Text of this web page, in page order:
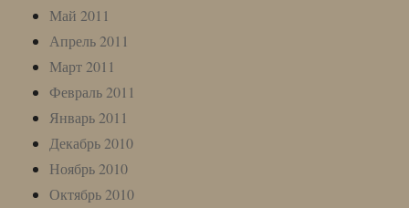
Май 2011
Апрель 2011
Март 2011
Февраль 2011
Январь 2011
Декабрь 2010
Ноябрь 2010
Октябрь 2010